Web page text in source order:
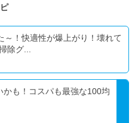
～！快適性が爆上がり！壊れて
除グ...
かも！コスパも最強な100均